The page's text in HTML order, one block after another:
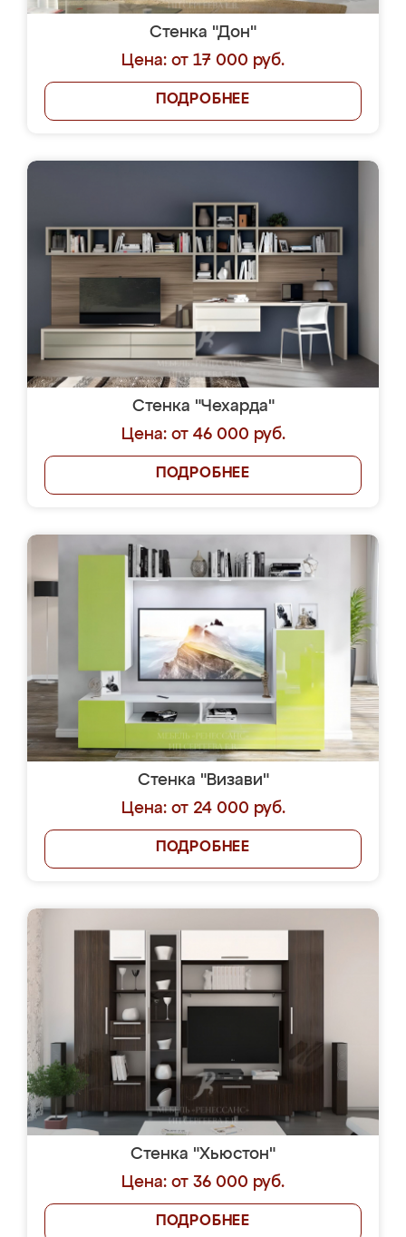
Стенка "Дон"
Цена: от 17 000 руб.
ПОДРОБНЕЕ
Стенка "Чехарда"
Цена: от 46 000 руб.
ПОДРОБНЕЕ
Стенка "Визави"
Цена: от 24 000 руб.
ПОДРОБНЕЕ
Стенка "Хьюстон"
Цена: от 36 000 руб.
ПОДРОБНЕЕ